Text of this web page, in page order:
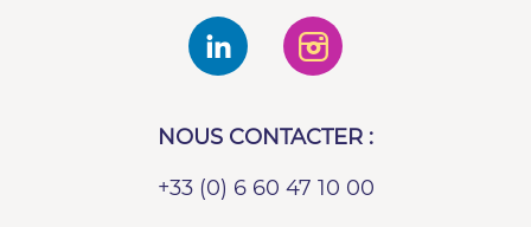
NOUS CONTACTER :
+33 (0) 6 60 47 10 00